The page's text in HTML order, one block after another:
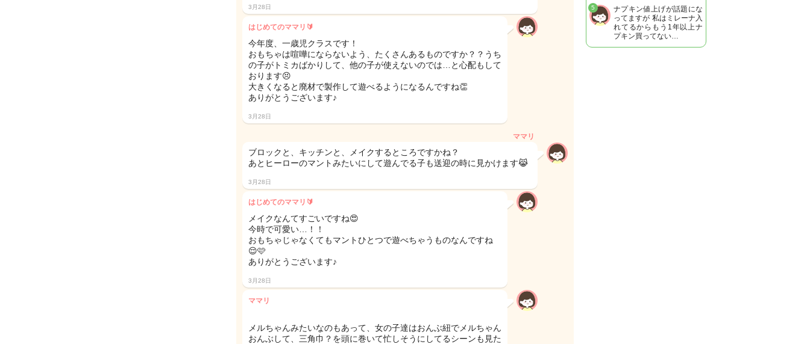
3月28日
はじめてのママリ🔰
今年度、一歳児クラスです！
おもちゃは喧嘩にならないよう、たくさんあるものですか？？うち
の子がトミカばかりして、他の子が使えないのでは…と心配もして
おります😣
大きくなると廃材で製作して遊べるようになるんですね👏
ありがとうございます♪
3月28日
ママリ
ブロックと、キッチンと、メイクするところですかね？
あとヒーローのマントみたいにして遊んでる子も送迎の時に見かけます😹
3月28日
はじめてのママリ🔰
メイクなんてすごいですね😍
今時で可愛い…！！
おもちゃじゃなくてもマントひとつで遊べちゃうものなんですね
😌🩷
ありがとうございます♪
3月28日
ママリ
メルちゃんみたいなのもあって、女の子達はおんぶ紐でメルちゃん
おんぶして、三角巾？を頭に巻いて忙しそうにしてるシーンも見た
ナプキン値上げが話題にな
ってますが 私はミレーナ入
れてるからもう1年以上ナ
プキン買ってない…
5